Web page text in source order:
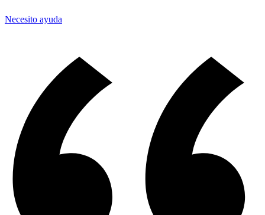
Necesito ayuda